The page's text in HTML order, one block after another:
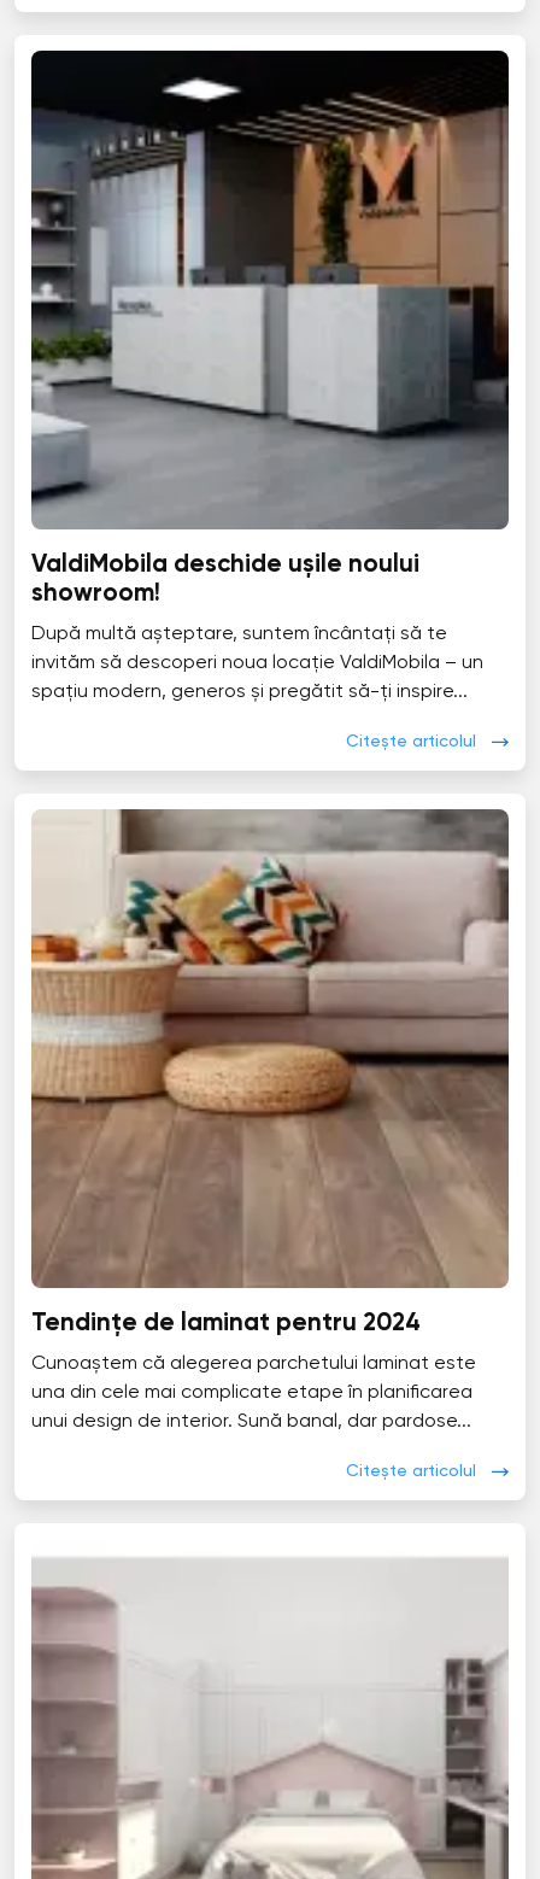
ValdiMobila deschide ușile noului
showroom!
După multă așteptare, suntem încântați să te
invităm să descoperi noua locație ValdiMobila – un
spațiu modern, generos și pregătit să-ți inspire...
Citește articolul
Tendințe de laminat pentru 2024
Cunoaștem că alegerea parchetului laminat este
una din cele mai complicate etape în planificarea
unui design de interior. Sună banal, dar pardose...
Citește articolul